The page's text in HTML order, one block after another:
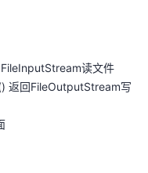
读文件
返回FileOutputStream写